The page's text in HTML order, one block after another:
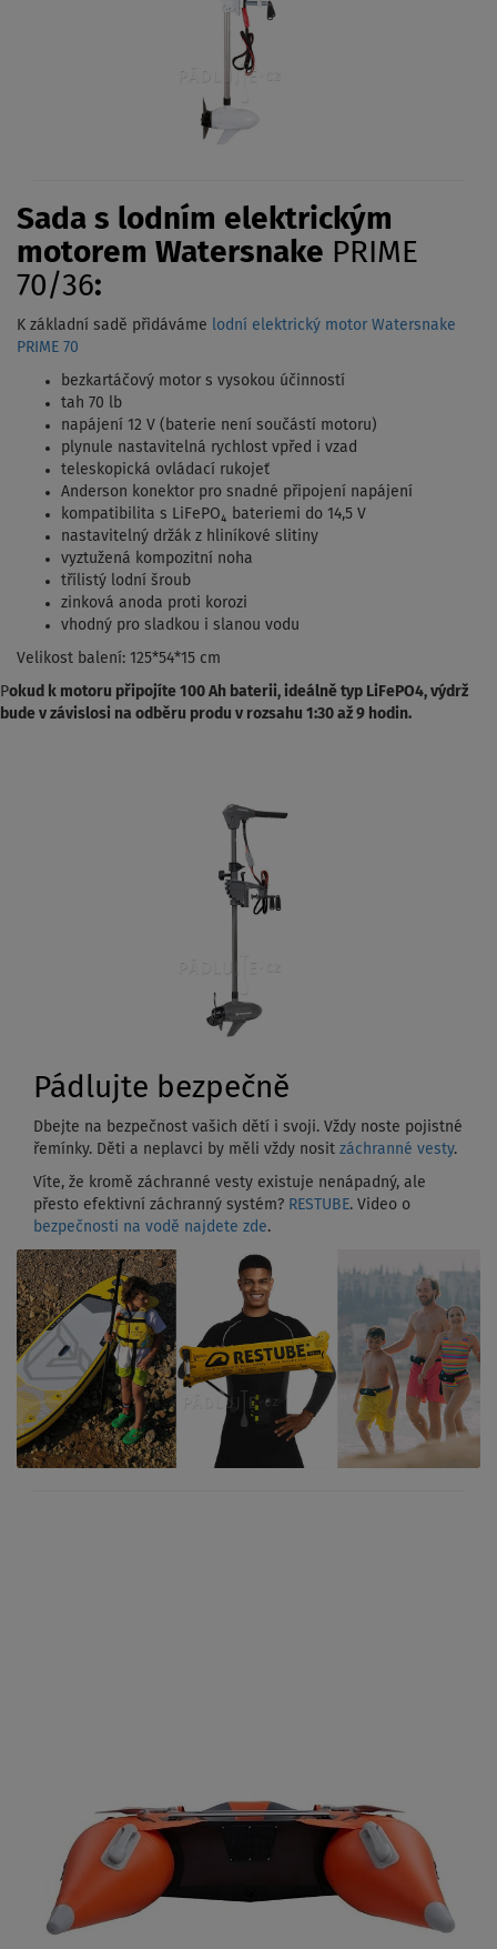
Sada s lodním elektrickým
motorem Watersnake PRIME
70/36:
K základní sadě přidáváme lodní elektrický motor Watersnake
PRIME 70
bezkartáčový motor s vysokou účinností
tah 70 lb
napájení 12 V (baterie není součástí motoru)
plynule nastavitelná rychlost vpřed i vzad
teleskopická ovládací rukojeť
Anderson konektor pro snadné připojení napájení
kompatibilita s LiFePO₄ bateriemi do 14,5 V
nastavitelný držák z hliníkové slitiny
vyztužená kompozitní noha
třílistý lodní šroub
zinková anoda proti korozi
vhodný pro sladkou i slanou vodu
Velikost balení: 125*54*15 cm
Pokud k motoru připojíte 100 Ah baterii, ideálně typ LiFePO4, výdrž
bude v závislosi na odběru produ v rozsahu 1:30 až 9 hodin.
Pádlujte bezpečně
Dbejte na bezpečnost vašich dětí i svoji. Vždy noste pojistné
řemínky. Děti a neplavci by měli vždy nosit záchranné vesty.
Víte, že kromě záchranné vesty existuje nenápadný, ale
přesto efektivní záchranný systém? RESTUBE. Video o
bezpečnosti na vodě najdete zde.